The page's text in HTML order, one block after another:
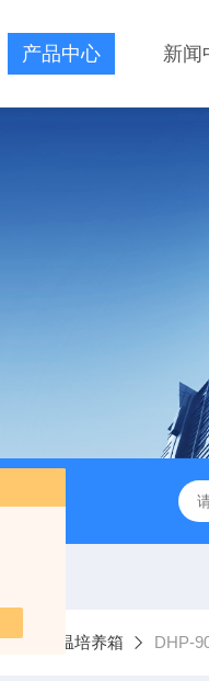
产品中心 新闻
仪 叶拓 MGC-
电热恒温培养箱 DHP-